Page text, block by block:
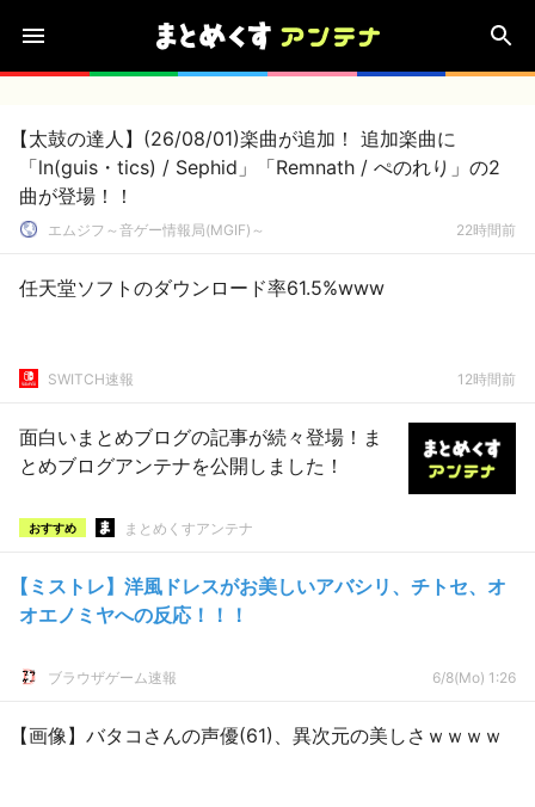
【太鼓の達人】(26/08/01)楽曲が追加！ 追加楽曲に
「ln(guis・tics) / Sephid」「Remnath / ぺのれり」の2
曲が登場！！
エムジフ～音ゲー情報局(MGIF)～ 22時間前
任天堂ソフトのダウンロード率61.5%www
SWITCH速報 12時間前
面白いまとめブログの記事が続々登場！ま
とめブログアンテナを公開しました！
おすすめ まとめくすアンテナ
【ミストレ】洋風ドレスがお美しいアバシリ、チトセ、オ
オエノミヤへの反応！！！
ブラウザゲーム速報 6/8(Mo) 1:26
【画像】バタコさんの声優(61)、異次元の美しさｗｗｗｗ